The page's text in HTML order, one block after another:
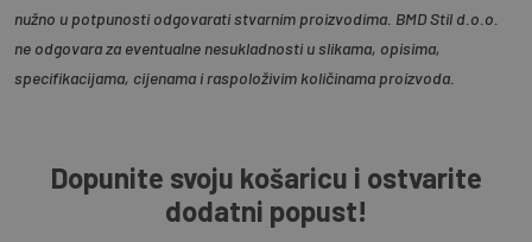
nužno u potpunosti odgovarati stvarnim proizvodima. BMD Stil d.o.o.
ne odgovara za eventualne nesukladnosti u slikama, opisima,
specifikacijama, cijenama i raspoloživim količinama proizvoda.
Dopunite svoju košaricu i ostvarite
dodatni popust!